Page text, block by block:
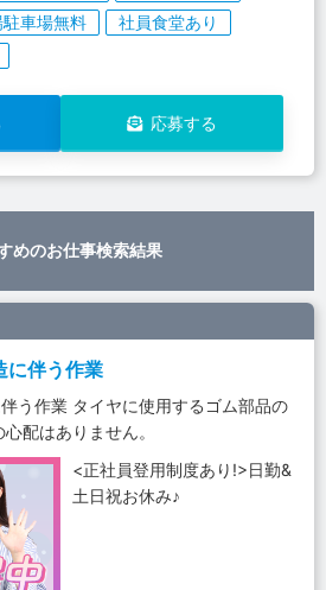
車場無料
社員食堂あり
応募する
めのお仕事検索結果
に伴う作業
伴う作業 タイヤに使用するゴム部品の
配はありません。
<正社員登用制度あり!>日勤&
土日祝お休み♪